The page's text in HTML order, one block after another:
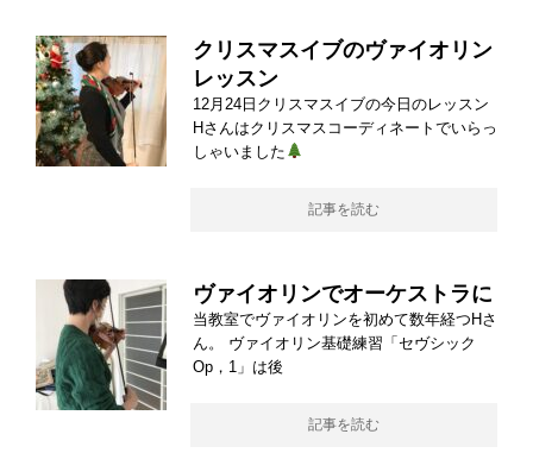
クリスマスイブのヴァイオリン
レッスン
12月24日クリスマスイブの今日のレッスン
Hさんはクリスマスコーディネートでいらっ
しゃいました
記事を読む
ヴァイオリンでオーケストラに
当教室でヴァイオリンを初めて数年経つHさ
ん。 ヴァイオリン基礎練習「セヴシック
Op，1」は後
記事を読む